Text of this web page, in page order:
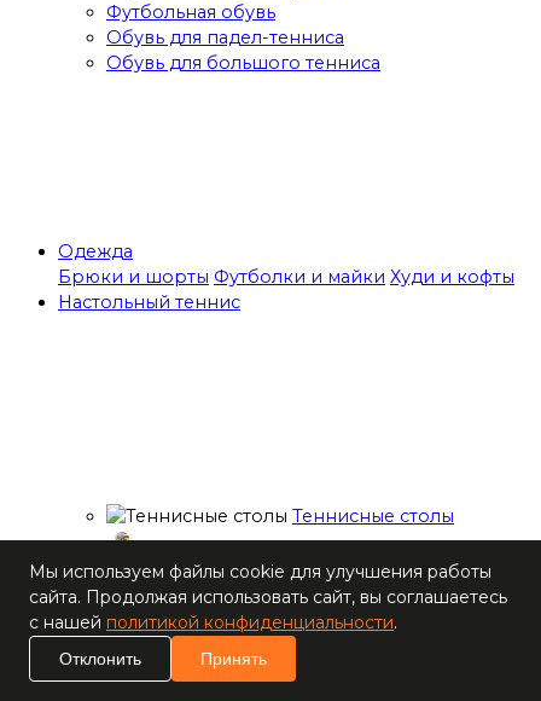
Футбольная обувь
Обувь для падел-тенниса
Обувь для большого тенниса
Одежда
Брюки и шорты Футболки и майки Худи и кофты
Настольный теннис
Теннисные столы
Накладки для
ракеток
Основания для
ракеток
Мячи
Мы используем файлы cookie для улучшения работы
сайта. Продолжая использовать сайт, вы соглашаетесь
с нашей политикой конфиденциальности.
Отклонить Принять